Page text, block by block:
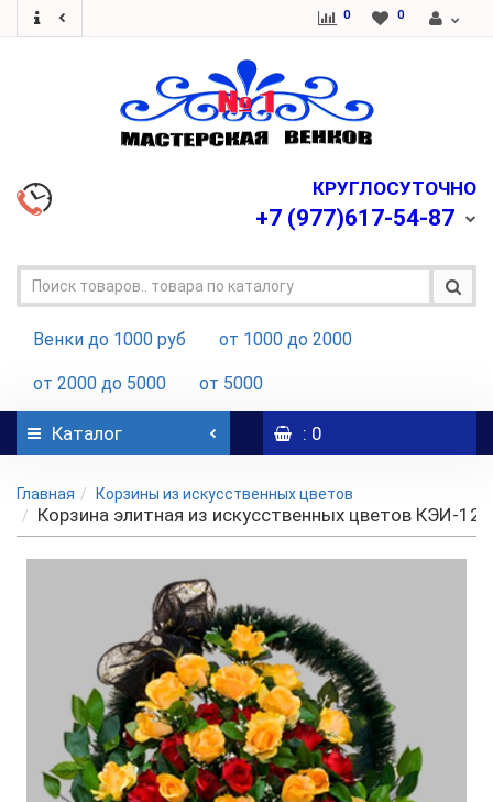
0 0
КРУГЛОСУТОЧНО
+7 (977)617-54-87
Венки до 1000 руб от 1000 до 2000
от 2000 до 5000 от 5000
Каталог : 0
Главная Корзины из искусственных цветов
Корзина элитная из искусственных цветов КЭИ-12